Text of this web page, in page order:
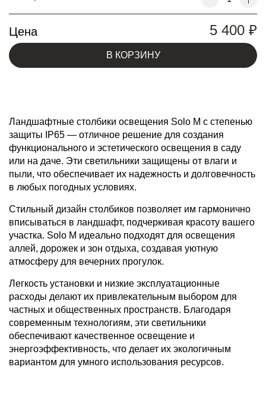
Цена 5 400 ₽
В КОРЗИНУ
Ландшафтные столбики освещения Solo M с степенью
защиты IP65 — отличное решение для создания
функционального и эстетического освещения в саду
или на даче. Эти светильники защищены от влаги и
пыли, что обеспечивает их надежность и долговечность
в любых погодных условиях.
Стильный дизайн столбиков позволяет им гармонично
вписываться в ландшафт, подчеркивая красоту вашего
участка. Solo M идеально подходят для освещения
аллей, дорожек и зон отдыха, создавая уютную
атмосферу для вечерних прогулок.
Легкость установки и низкие эксплуатационные
расходы делают их привлекательным выбором для
частных и общественных пространств. Благодаря
современным технологиям, эти светильники
обеспечивают качественное освещение и
энергоэффективность, что делает их экологичным
вариантом для умного использования ресурсов.